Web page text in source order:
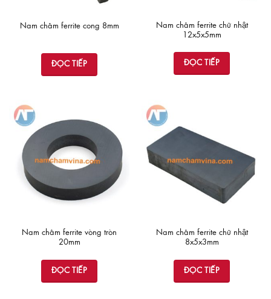
Nam châm ferrite cong 8mm
ĐỌC TIẾP
Nam châm ferrite chữ nhật
12x5x5mm
ĐỌC TIẾP
Nam châm ferrite vòng tròn
20mm
ĐỌC TIẾP
Nam châm ferrite chữ nhật
8x5x3mm
ĐỌC TIẾP